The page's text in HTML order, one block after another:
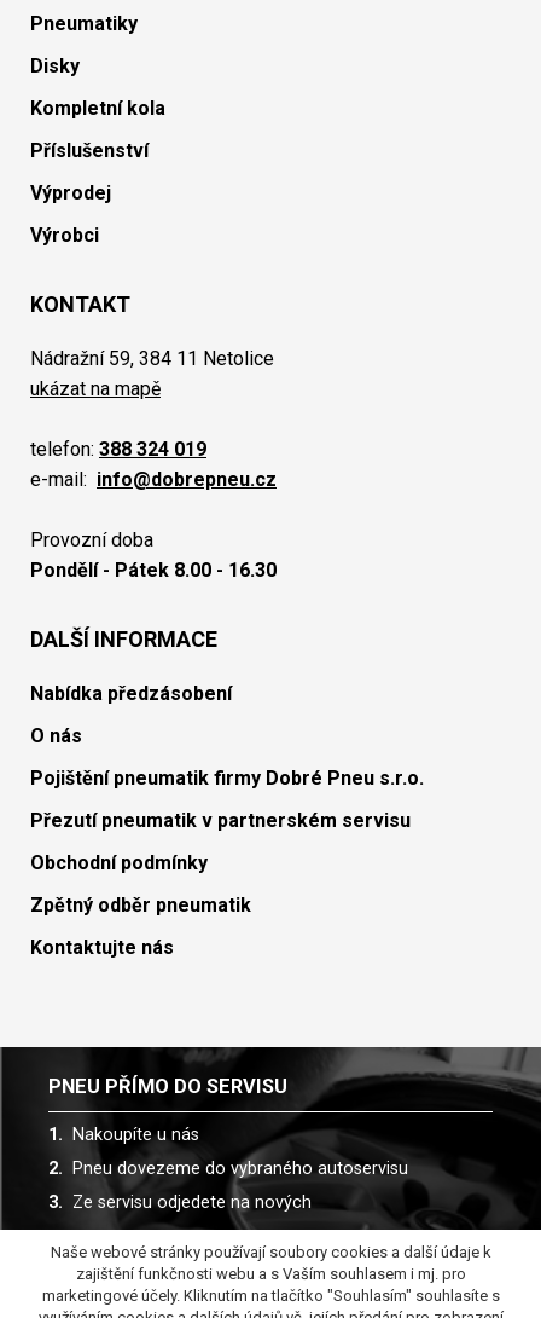
Pneumatiky
Disky
Kompletní kola
Příslušenství
Výprodej
Výrobci
KONTAKT
Nádražní 59, 384 11 Netolice
ukázat na mapě
telefon: 388 324 019
e-mail: info@dobrepneu.cz
Provozní doba
Pondělí - Pátek 8.00 - 16.30
DALŠÍ INFORMACE
Nabídka předzásobení
O nás
Pojištění pneumatik firmy Dobré Pneu s.r.o.
Přezutí pneumatik v partnerském servisu
Obchodní podmínky
Zpětný odběr pneumatik
Kontaktujte nás
PNEU PŘÍMO DO SERVISU
Nakoupíte u nás
Pneu dovezeme do vybraného autoservisu
Ze servisu odjedete na nových
Spolupracujeme s více než 30 autoservisy
Naše webové stránky používají soubory cookies a další údaje k
zajištění funkčnosti webu a s Vaším souhlasem i mj. pro
marketingové účely. Kliknutím na tlačítko "Souhlasím" souhlasíte s